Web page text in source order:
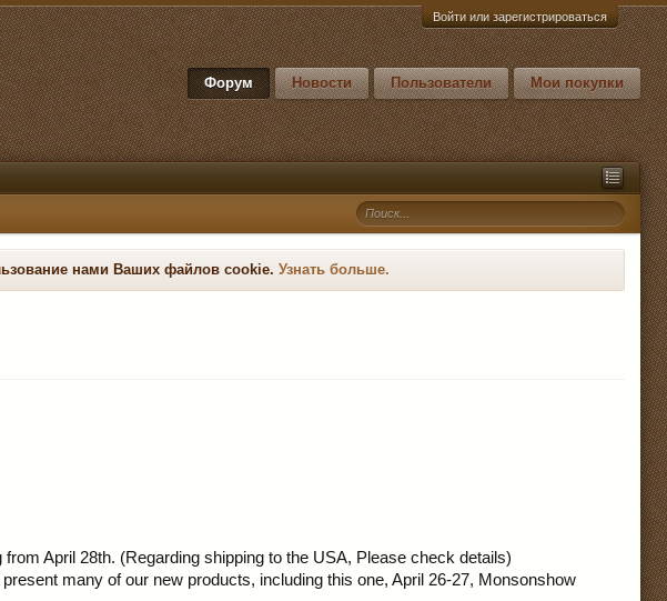
Войти или зарегистрироваться
Форум Новости Пользователи Мои покупки
нами Ваших файлов cookie. Узнать больше.
April 28th. (Regarding shipping to the USA, Please check details)
many of our new products, including this one, April 26-27, Monsonshow